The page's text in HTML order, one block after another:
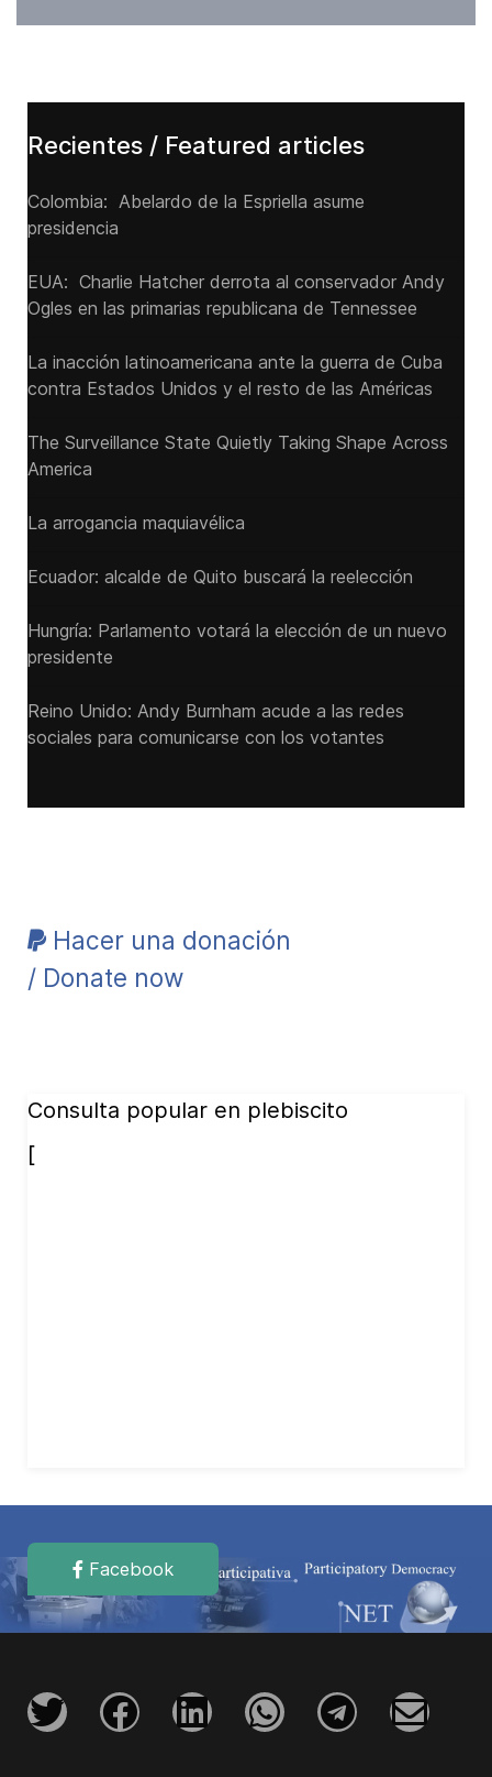
Recientes / Featured articles
Colombia: Abelardo de la Espriella asume
presidencia
EUA: Charlie Hatcher derrota al conservador Andy
Ogles en las primarias republicana de Tennessee
La inacción latinoamericana ante la guerra de Cuba
contra Estados Unidos y el resto de las Américas
The Surveillance State Quietly Taking Shape Across
America
La arrogancia maquiavélica
Ecuador: alcalde de Quito buscará la reelección
Hungría: Parlamento votará la elección de un nuevo
presidente
Reino Unido: Andy ‌Burnham acude a las redes
sociales para comunicarse con los votantes
Hacer una donación
/ Donate now
Consulta popular en plebiscito
[
Facebook